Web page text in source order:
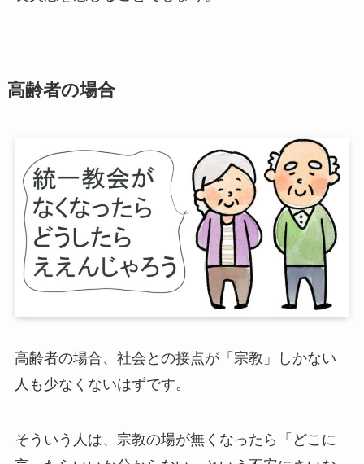
高齢者の場合
高齢者の場合、社会との接点が「宗教」しかない
人も少なくないはずです。
そういう人は、宗教の場が無くなったら「どこに